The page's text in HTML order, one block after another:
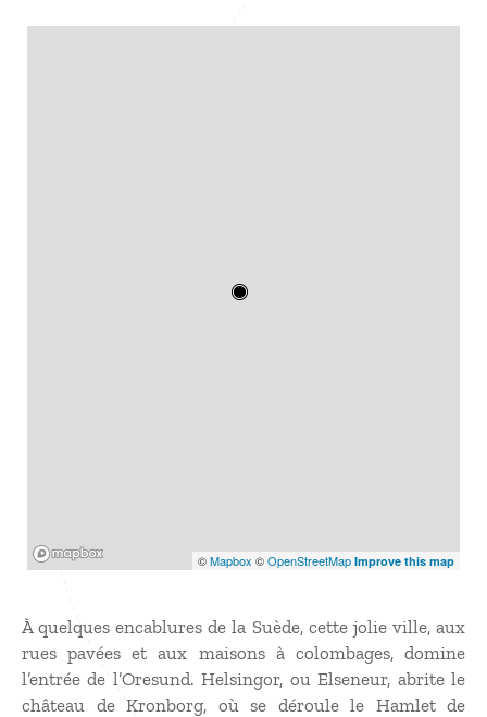
©Mapbox ©OpenStreetMap Improve this map
À quelques encablures de la Suède, cette jolie ville, aux
rues pavées et aux maisons à colombages, domine
l’entrée de l’Oresund. Helsingor, ou Elseneur, abrite le
château de Kronborg, où se déroule le Hamlet de